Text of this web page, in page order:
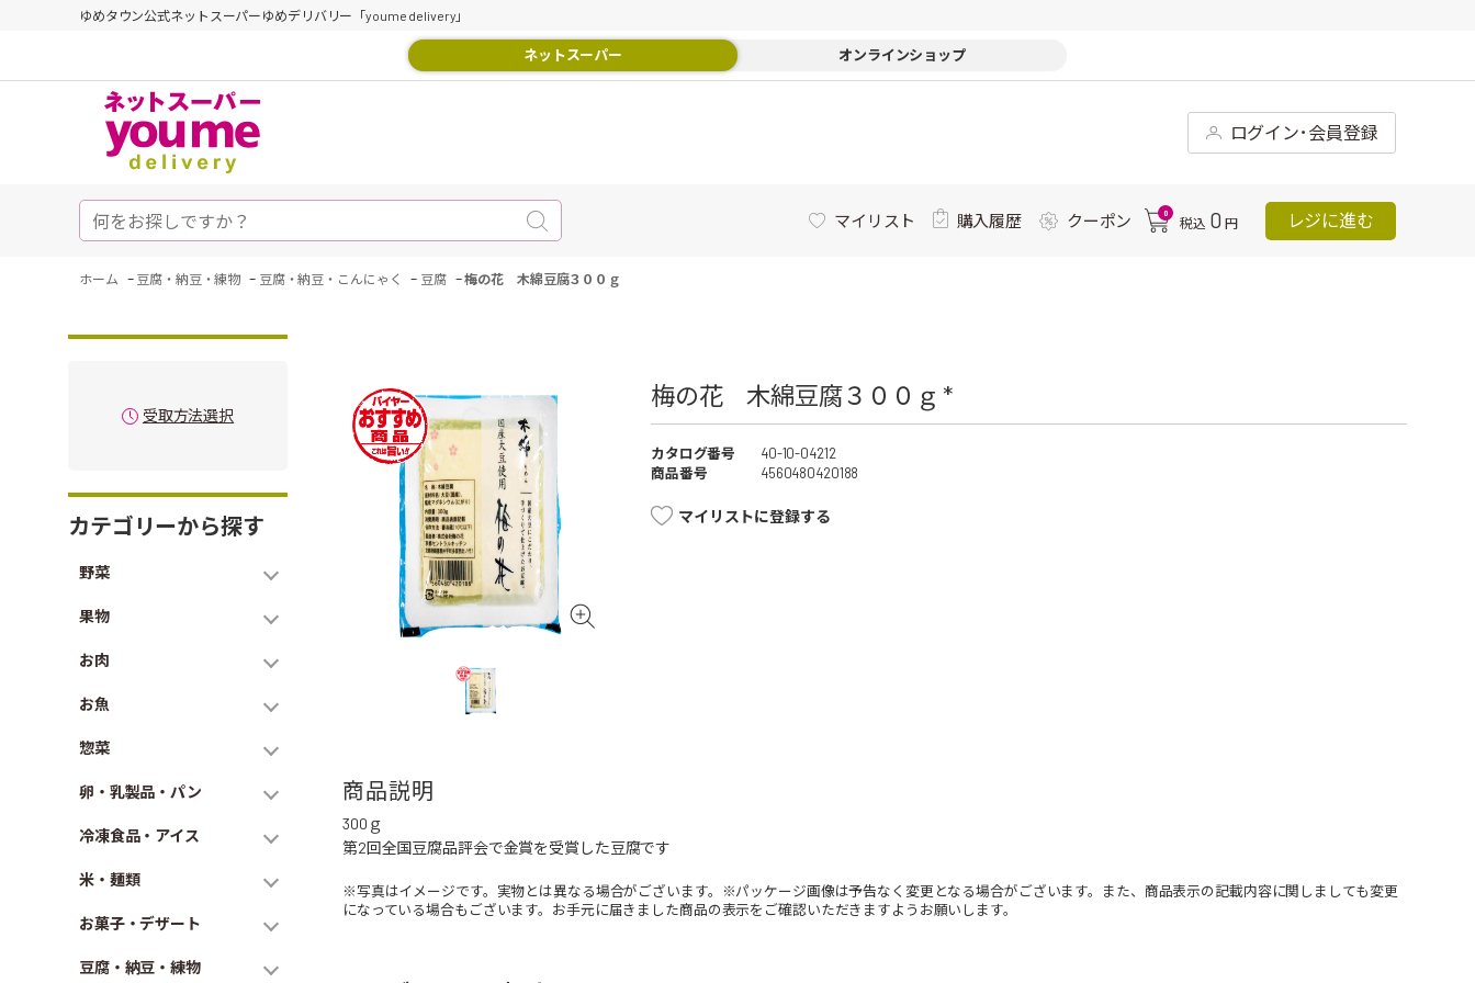
ゆめタウン公式ネットスーパーゆめデリバリー「youme delivery」
ネットスーパー オンラインショップ
ログイン･会員登録
マイリスト 購入履歴 クーポン 0
税込 0 円 レジに進む
ホーム - 豆腐・納豆・練物 - 豆腐・納豆・こんにゃく - 豆腐 -梅の花 木綿豆腐３００ｇ
受取方法選択
カテゴリーから探す
野菜
果物
お肉
お魚
惣菜
卵・乳製品・パン
冷凍食品・アイス
米・麺類
お菓子・デザート
豆腐・納豆・練物
梅の花 木綿豆腐３００ｇ *
カタログ番号
40-10-04212
商品番号
4560480420188
マイリストに登録する
商品説明
300ｇ
第2回全国豆腐品評会で金賞を受賞した豆腐です
※写真はイメージです。実物とは異なる場合がございます。※パッケージ画像は予告なく変更となる場合がございます。また、商品表示の記載内容に関しましても変更
になっている場合もございます。お手元に届きました商品の表示をご確認いただきますようお願いします。